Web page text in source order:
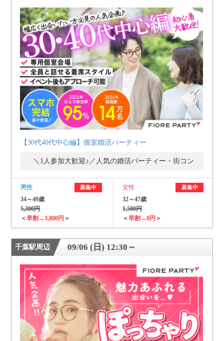
【30代40代中心編】個室婚活パーティー
＼1人参加大歓迎♪／人気の婚活パーティー・街コン
男性 募集中
34～49歳
5,300円
＜早割→3,800円 ＞
女性 募集中
32～47歳
1,500円
＜早割→0円 ＞
千葉駅周辺 09/06 (日) 12:30～